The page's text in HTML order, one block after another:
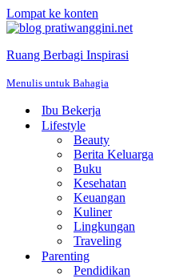
Lompat ke konten
Ruang Berbagi Inspirasi
Menulis untuk Bahagia
Ibu Bekerja
Lifestyle
Beauty
Berita Keluarga
Buku
Kesehatan
Keuangan
Kuliner
Lingkungan
Traveling
Parenting
Pendidikan